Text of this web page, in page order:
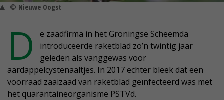
© Nieuwe Oogst
D
e zaadfirma in het Groningse Scheemda
introduceerde raketblad zo’n twintig jaar
geleden als vanggewas voor
aardappelcystenaaltjes. In 2017 echter bleek dat een
voorraad zaaizaad van raketblad geïnfecteerd was met
het quarantaineorganisme PSTVd.